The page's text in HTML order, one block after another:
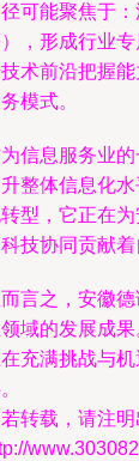
可能聚焦于
，形成行业
术前沿把握
模式。
信息服务业
整体信息化
型，它正在
技协同贡献着
言之，安徽
域的发展成
充满挑战与
转载，请注明